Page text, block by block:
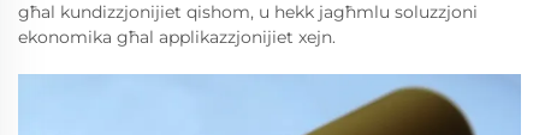
għal kundizzjonijiet qishom, u hekk jagħmlu soluzzjoni
ekonomika għal applikazzjonijiet xejn.